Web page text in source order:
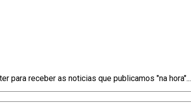
para receber as noticias que publicamos "na hora"...